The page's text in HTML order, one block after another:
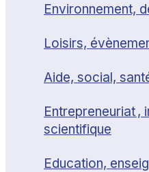
Environnement,
Loisirs,
Aide, social,
Entrepreneuriat ,
scientifique
Education,